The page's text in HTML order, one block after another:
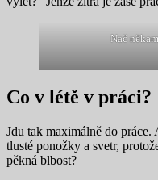
Nač
Co v létě v práci?
Jdu tak maximálně do
tlusté ponožky a svetr,
pěkná blbost?